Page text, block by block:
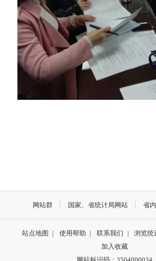
网站群 国家、省统计局网站 省
站点地图 | 使用帮助 | 联系我们 | 浏览统
加入收藏